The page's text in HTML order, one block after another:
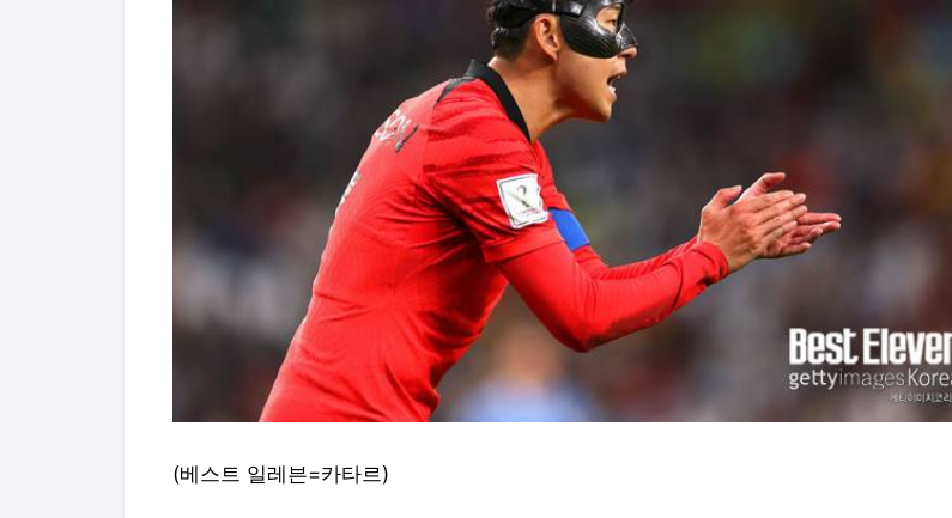
(베스트 일레븐=카타르)